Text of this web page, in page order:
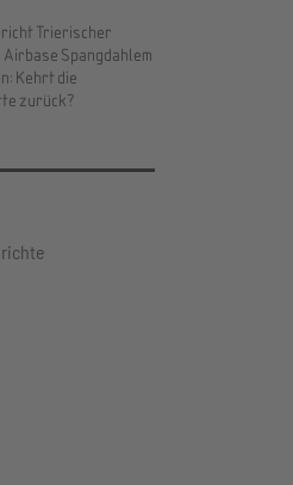
Trierischer
Spangdahlem
Kehrt die
zurück?